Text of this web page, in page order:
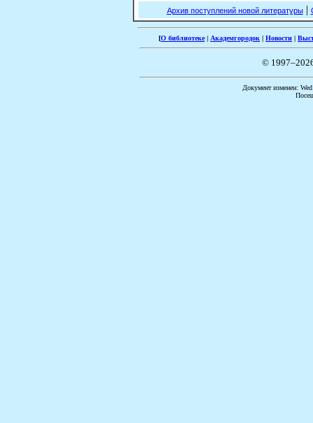
Архив поступлений новой литературы|
[О библиотеке| Академгородок | Новости |
©
Документ изменен: